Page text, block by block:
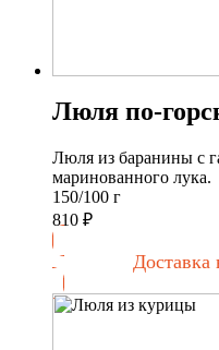
Люля по-
Люля из баранины с
маринованного лука.
150/100 г
810 ₽
Доставка